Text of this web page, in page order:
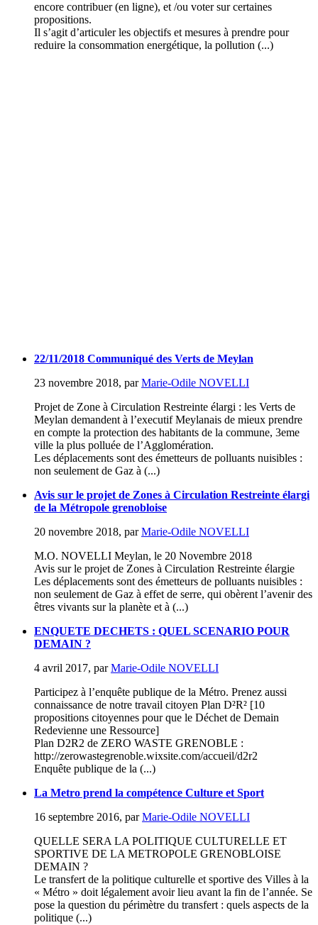
encore contribuer (en ligne), et /ou voter sur certaines
propositions.
Il s’agit d’articuler les objectifs et mesures à prendre pour
reduire la consommation energétique, la pollution (...)
22/11/2018 Communiqué des Verts de Meylan
23 novembre 2018, parMarie-Odile NOVELLI
Projet de Zone à Circulation Restreinte élargi : les Verts de
Meylan demandent à l’executif Meylanais de mieux prendre
en compte la protection des habitants de la commune, 3eme
ville la plus polluée de l’Agglomération.
Les déplacements sont des émetteurs de polluants nuisibles :
non seulement de Gaz à (...)
Avis sur le projet de Zones à Circulation Restreinte élargi
de la Métropole grenobloise
20 novembre 2018, parMarie-Odile NOVELLI
M.O. NOVELLI Meylan, le 20 Novembre 2018
Avis sur le projet de Zones à Circulation Restreinte élargie
Les déplacements sont des émetteurs de polluants nuisibles :
non seulement de Gaz à effet de serre, qui obèrent l’avenir des
êtres vivants sur la planète et à (...)
ENQUETE DECHETS : QUEL SCENARIO POUR
DEMAIN ?
4 avril 2017, parMarie-Odile NOVELLI
Participez à l’enquête publique de la Métro. Prenez aussi
connaissance de notre travail citoyen Plan D²R² [10
propositions citoyennes pour que le Déchet de Demain
Redevienne une Ressource]
Plan D2R2 de ZERO WASTE GRENOBLE :
http://zerowastegrenoble.wixsite.com/accueil/d2r2
Enquête publique de la (...)
La Metro prend la compétence Culture et Sport
16 septembre 2016, parMarie-Odile NOVELLI
QUELLE SERA LA POLITIQUE CULTURELLE ET
SPORTIVE DE LA METROPOLE GRENOBLOISE
DEMAIN ?
Le transfert de la politique culturelle et sportive des Villes à la
« Métro » doit légalement avoir lieu avant la fin de l’année. Se
pose la question du périmètre du transfert : quels aspects de la
politique (...)